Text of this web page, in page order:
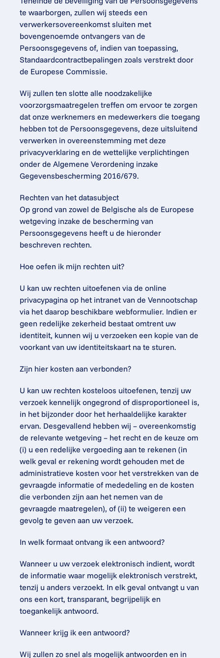
te waarborgen, zullen wij steeds een
verwerkersovereenkomst sluiten met
bovengenoemde ontvangers van de
Persoonsgegevens of, indien van toepassing,
Standaardcontractbepalingen zoals verstrekt door
de Europese Commissie.
Wij zullen ten slotte alle noodzakelijke
voorzorgsmaatregelen treffen om ervoor te zorgen
dat onze werknemers en medewerkers die toegang
hebben tot de Persoonsgegevens, deze uitsluitend
verwerken in overeenstemming met deze
privacyverklaring en de wettelijke verplichtingen
onder de Algemene Verordening inzake
Gegevensbescherming 2016/679.
Rechten van het datasubject
Op grond van zowel de Belgische als de Europese
wetgeving inzake de bescherming van
Persoonsgegevens heeft u de hieronder
beschreven rechten.
Hoe oefen ik mijn rechten uit?
U kan uw rechten uitoefenen via de online
privacypagina op het intranet van de Vennootschap
via het daarop beschikbare webformulier. Indien er
geen redelijke zekerheid bestaat omtrent uw
identiteit, kunnen wij u verzoeken een kopie van de
voorkant van uw identiteitskaart na te sturen.
Zijn hier kosten aan verbonden?
U kan uw rechten kosteloos uitoefenen, tenzij uw
verzoek kennelijk ongegrond of disproportioneel is,
in het bijzonder door het herhaaldelijke karakter
ervan. Desgevallend hebben wij – overeenkomstig
de relevante wetgeving – het recht en de keuze om
(i) u een redelijke vergoeding aan te rekenen (in
welk geval er rekening wordt gehouden met de
administratieve kosten voor het verstrekken van de
gevraagde informatie of mededeling en de kosten
die verbonden zijn aan het nemen van de
gevraagde maatregelen), of (ii) te weigeren een
gevolg te geven aan uw verzoek.
In welk formaat ontvang ik een antwoord?
Wanneer u uw verzoek elektronisch indient, wordt
de informatie waar mogelijk elektronisch verstrekt,
tenzij u anders verzoekt. In elk geval ontvangt u van
ons een kort, transparant, begrijpelijk en
toegankelijk antwoord.
Wanneer krijg ik een antwoord?
Wij zullen zo snel als mogelijk antwoorden en in